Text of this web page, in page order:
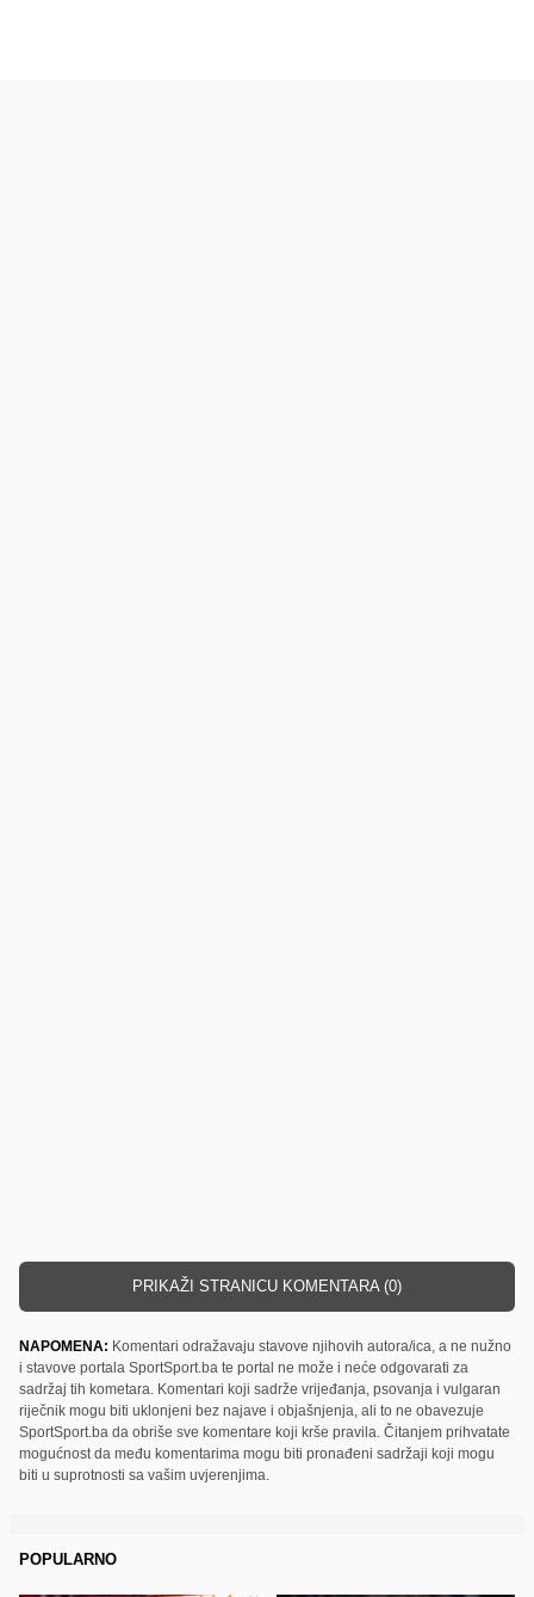
PRIKAŽI STRANICU KOMENTARA (0)
NAPOMENA: Komentari odražavaju stavove njihovih autora/ica, a ne nužno
i stavove portala SportSport.ba te portal ne može i neće odgovarati za
sadržaj tih kometara. Komentari koji sadrže vrijeđanja, psovanja i vulgaran
riječnik mogu biti uklonjeni bez najave i objašnjenja, ali to ne obavezuje
SportSport.ba da obriše sve komentare koji krše pravila. Čitanjem prihvatate
mogućnost da među komentarima mogu biti pronađeni sadržaji koji mogu
biti u suprotnosti sa vašim uvjerenjima.
POPULARNO